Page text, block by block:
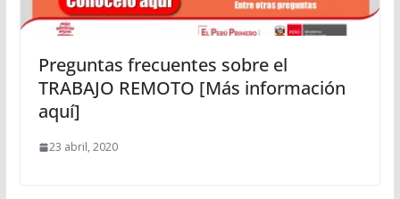
Preguntas frecuentes sobre el
TRABAJO REMOTO [Más información
aquí]
23 abril, 2020